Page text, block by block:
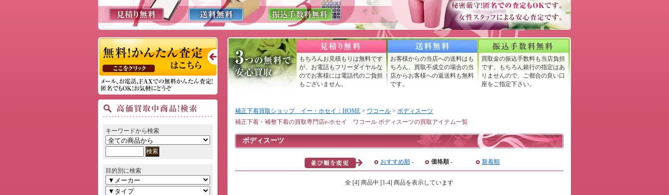
キーワードから検索
目的別に検索
もちろんお見積もりは無料です
が、お電話もフリーダイヤルな
のでお客様には電話代のご負担
もございません。
お客様からの当店への送料はも
ちろん、買取不成立の場合の当
店からお客様への返送料も無料
です。
買取金の振込手数料も当店負担
です。もちろん銀行の指定はあ
りませんので、ご都合の良い口
座をご指定下さい。
補正下着買取ショップ イー・ホセイ：HOME > ワコール > ボディスーツ
補正下着・補整下着の買取専門店e-ホセイ ワコール ボディスーツの買取アイテム一覧
ボディスーツ
おすすめ順 - 価格順 - 新着順
全 [4] 商品中 [1-4] 商品を表示しています